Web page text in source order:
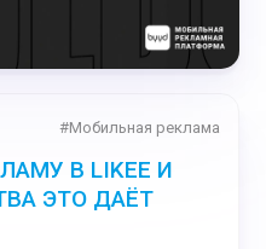
#Мобильная реклама
В LIKEE И
ЭТО ДАЁТ